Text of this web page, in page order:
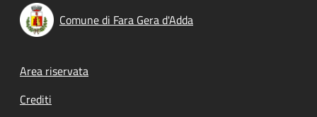
Comune di Fara Gera d'Adda
Footer menu
Area riservata
Crediti